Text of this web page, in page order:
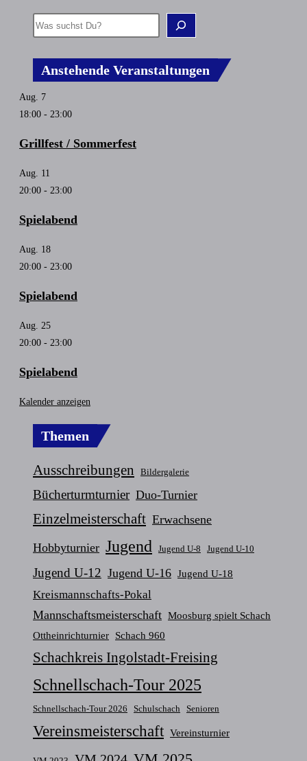
Anstehende Veranstaltungen
Aug. 7
18:00 - 23:00
Grillfest / Sommerfest
Aug. 11
20:00 - 23:00
Spielabend
Aug. 18
20:00 - 23:00
Spielabend
Aug. 25
20:00 - 23:00
Spielabend
Kalender anzeigen
Themen
Ausschreibungen Bildergalerie
Bücherturmturnier Duo-Turnier
Einzelmeisterschaft Erwachsene
Hobbyturnier Jugend Jugend U-8 Jugend U-10
Jugend U-12 Jugend U-16 Jugend U-18
Kreismannschafts-Pokal
Mannschaftsmeisterschaft Moosburg spielt Schach
Ottheinrichturnier Schach 960
Schachkreis Ingolstadt-Freising
Schnellschach-Tour 2025
Schnellschach-Tour 2026 Schulschach Senioren
Vereinsmeisterschaft Vereinsturnier